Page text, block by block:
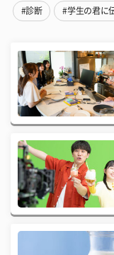
#診断 #学生の君に